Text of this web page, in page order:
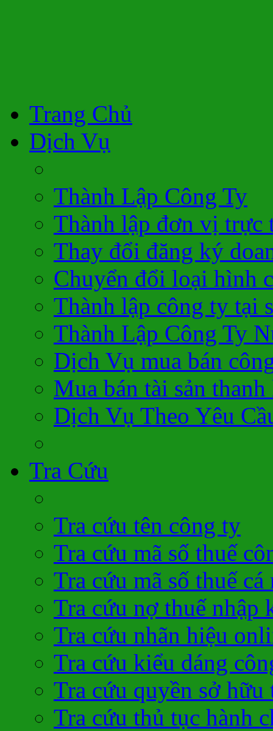
Trang Chủ
Dịch Vụ
Thành Lập Công Ty
Thành lập đơn vị trực
Thay đổi đăng ký
Chuyển đổi loại hình
Thành lập công ty tại
Thành Lập Công Ty
Dịch Vụ mua bán
Mua bán tài sản
Dịch Vụ Theo Yêu
Tra Cứu
Tra cứu tên công ty
Tra cứu mã số thuế
Tra cứu mã số thuế cá
Tra cứu nợ thuế nhập
Tra cứu nhãn hiệu
Tra cứu kiểu dáng
Tra cứu quyền sở hữu
Tra cứu thủ tục hành